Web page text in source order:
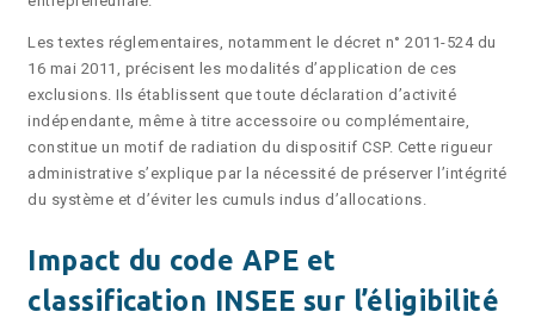
Les textes réglementaires, notamment le décret n° 2011-524 du
16 mai 2011, précisent les modalités d’application de ces
exclusions. Ils établissent que toute déclaration d’activité
indépendante, même à titre accessoire ou complémentaire,
constitue un motif de radiation du dispositif CSP. Cette rigueur
administrative s’explique par la nécessité de préserver l’intégrité
du système et d’éviter les cumuls indus d’allocations.
Impact du code APE et
classification INSEE sur l’éligibilité